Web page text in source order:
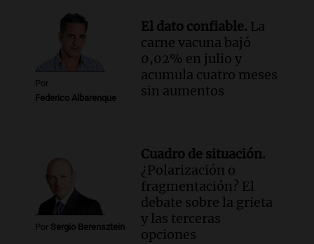
Episodios
Audio. El ministro de Economía de Santa
Fe relativiza el impacto del fallo sobre
jubilaciones en la provincia
Panorama Federal
Episodios
Por
Federico Albarenque
El dato confiable. La
carne vacuna bajó
0,02% en julio y
acumula cuatro meses
sin aumentos
Por Sergio Berensztein
Cuadro de situación.
¿Polarización o
fragmentación? El
debate sobre la grieta
y las terceras
opciones